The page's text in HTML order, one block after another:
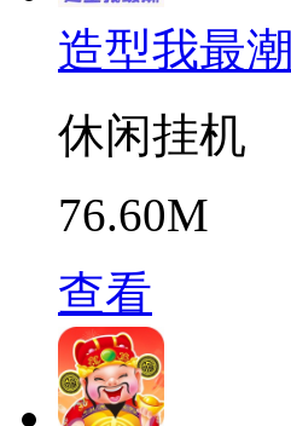
造型我最潮
休闲挂机
76.60M
查看